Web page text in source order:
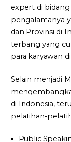
expert di bidang
pengalamanya
dan Provinsi di
terbang yang
para karyawan
Selain menjadi
di Indonesia,
pelatihan-
Public